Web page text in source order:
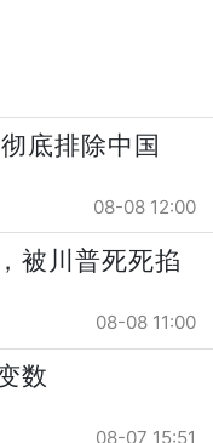
底排除中国
08-08 12:00
被川普死死掐
08-08 11:00
数
08-07 15:51